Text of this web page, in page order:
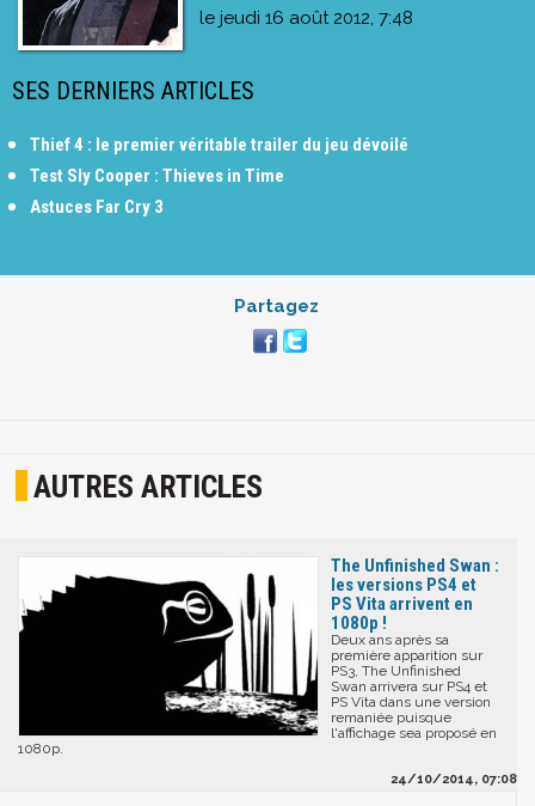
le jeudi 16 août 2012, 7:48
SES DERNIERS ARTICLES
Thief 4 : le premier véritable trailer du jeu dévoilé
Test Sly Cooper : Thieves in Time
Astuces Far Cry 3
Partagez
AUTRES ARTICLES
The Unfinished Swan :
les versions PS4 et
PS Vita arrivent en
1080p !
Deux ans après sa
première apparition sur
PS3, The Unfinished
Swan arrivera sur PS4 et
PS Vita dans une version
remaniée puisque
l'affichage sea proposé en
1080p.
24/10/2014, 07:08